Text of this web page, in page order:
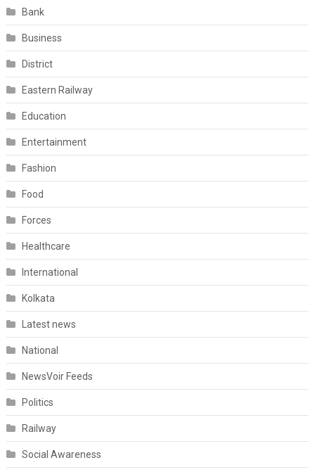
Bank
Business
District
Eastern Railway
Education
Entertainment
Fashion
Food
Forces
Healthcare
International
Kolkata
Latest news
National
NewsVoir Feeds
Politics
Railway
Social Awareness